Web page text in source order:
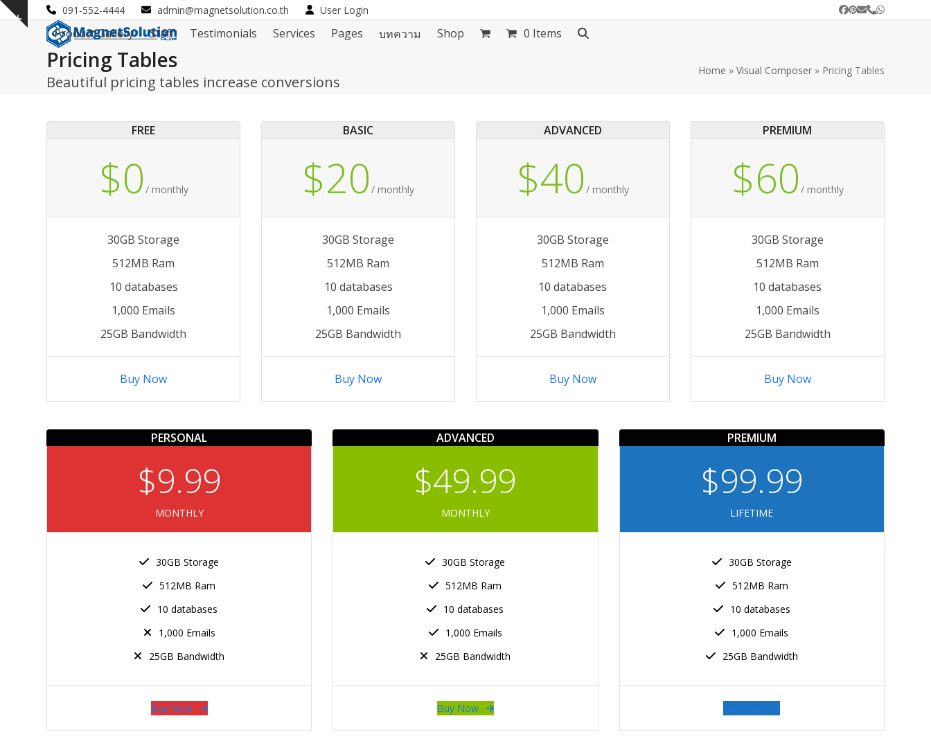
Skip
Show
091-552-4444 admin@magnetsolution.co.th User Login Facebook
Pinterest
Email
Phone
Whatsapp
Product Gallery Staff Testimonials Services Pages บทความ Shop 0 Items
Pricing Tables
Beautiful pricing tables increase conversions
Home » Visual Composer» Pricing Tables
FREE
$0 / monthly
30GB Storage
512MB Ram
10 databases
1,000 Emails
25GB Bandwidth
Buy Now
BASIC
$20/ monthly
30GB Storage
512MB Ram
10 databases
1,000 Emails
25GB Bandwidth
Buy Now
ADVANCED
$40 / monthly
30GB Storage
512MB Ram
10 databases
1,000 Emails
25GB Bandwidth
Buy Now
PREMIUM
$60 / monthly
30GB Storage
512MB Ram
10 databases
1,000 Emails
25GB Bandwidth
Buy Now
PERSONAL
$9.99
MONTHLY
30GB Storage
512MB Ram
10 databases
1,000 Emails
25GB Bandwidth
Buy Now
ADVANCED
$49.99
MONTHLY
30GB Storage
512MB Ram
10 databases
1,000 Emails
25GB Bandwidth
Buy Now
PREMIUM
$99.99
LIFETIME
30GB Storage
512MB Ram
10 databases
1,000 Emails
25GB Bandwidth
Buy Now